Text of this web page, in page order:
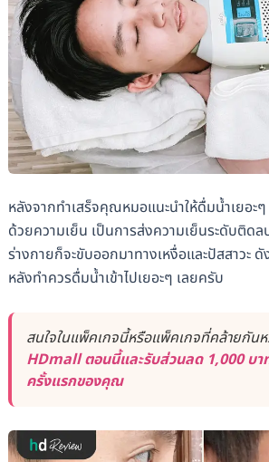
หลังจากทำเสร็จคุณหมอแนะนำให้ดื่มน้ำเยอะๆ
ด้วยความเย็น เป็นการส่งความเย็นระดับติดล
ร่างกายก็จะขับออกมาทางเหงื่อและปัสสาวะ
หลังทำควรดื่มน้ำเข้าไปเยอะๆ เลยครับ
สนใจในแพ็คเกจนี้หรือแพ็คเกจที่คล้ายกัน
HDmall ตอนนี้และรับส่วนลด 1,000 บา
ครั้งแรกของคุณ